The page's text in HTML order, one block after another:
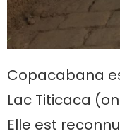
Copacabana
Lac Titicaca
Elle est